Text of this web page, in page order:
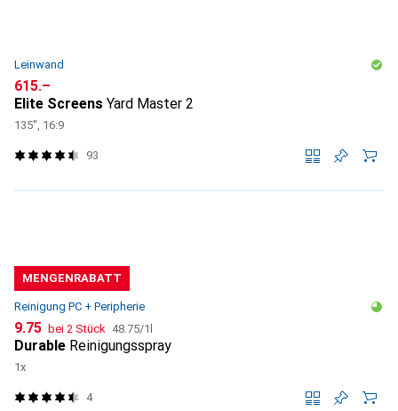
Leinwand
CHF
615.–
Elite Screens Yard Master 2
135", 16:9
93
MENGENRABATT
Reinigung PC + Peripherie
CHF
9.75 bei 2 Stück CHF
48.75/1l
Durable Reinigungsspray
1x
4